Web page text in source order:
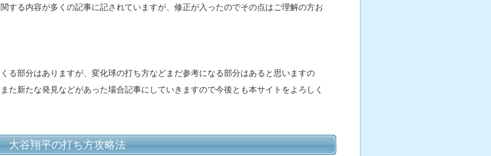
する内容が多くの記事に記されていますが、修正が入ったのでその点はご理解の方お
る部分はありますが、変化球の打ち方などまだ参考になる部分はあると思いますの
た新たな発見などがあった場合記事にしていきますので今後とも本サイトをよろしく
大谷翔平の打ち方攻略法